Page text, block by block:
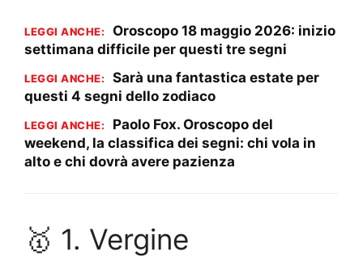
LEGGI ANCHE:
Oroscopo 18 maggio 2026: inizio
settimana difficile per questi tre segni
LEGGI ANCHE:
Sarà una fantastica estate per
questi 4 segni dello zodiaco
LEGGI ANCHE:
Paolo Fox. Oroscopo del
weekend, la classifica dei segni: chi vola in
alto e chi dovrà avere pazienza
🥇 1. Vergine